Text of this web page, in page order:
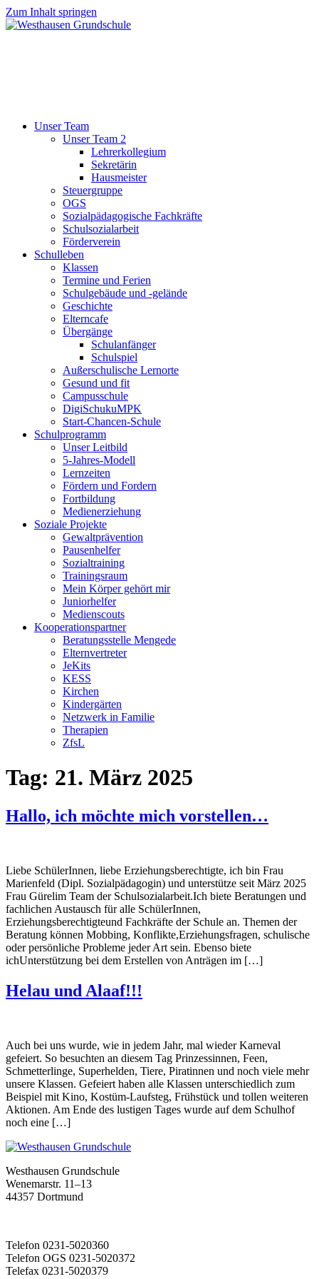
Zum Inhalt springen
Unser Team
Unser Team 2
Lehrerkollegium
Sekretärin
Hausmeister
Steuergruppe
OGS
Sozialpädagogische Fachkräfte
Schulsozialarbeit
Förderverein
Schulleben
Klassen
Termine und Ferien
Schulgebäude und -gelände
Geschichte
Elterncafe
Übergänge
Schulanfänger
Schulspiel
Außerschulische Lernorte
Gesund und fit
Campusschule
DigiSchukuMPK
Start-Chancen-Schule
Schulprogramm
Unser Leitbild
5-Jahres-Modell
Lernzeiten
Fördern und Fordern
Fortbildung
Medienerziehung
Soziale Projekte
Gewaltprävention
Pausenhelfer
Sozialtraining
Trainingsraum
Mein Körper gehört mir
Juniorhelfer
Medienscouts
Kooperationspartner
Beratungsstelle Mengede
Elternvertreter
JeKits
KESS
Kirchen
Kindergärten
Netzwerk in Familie
Therapien
ZfsL
Tag: 21. März 2025
Hallo, ich möchte mich vorstellen…
Liebe SchülerInnen, liebe Erziehungsberechtigte, ich bin Frau
Marienfeld (Dipl. Sozialpädagogin) und unterstütze seit März 2025
Frau Gürelim Team der Schulsozialarbeit.Ich biete Beratungen und
fachlichen Austausch für alle SchülerInnen,
Erziehungsberechtigteund Fachkräfte der Schule an. Themen der
Beratung können Mobbing, Konflikte,Erziehungsfragen, schulische
oder persönliche Probleme jeder Art sein. Ebenso biete
ichUnterstützung bei dem Erstellen von Anträgen im […]
Helau und Alaaf!!!
Auch bei uns wurde, wie in jedem Jahr, mal wieder Karneval
gefeiert. So besuchten an diesem Tag Prinzessinnen, Feen,
Schmetterlinge, Superhelden, Tiere, Piratinnen und noch viele mehr
unsere Klassen. Gefeiert haben alle Klassen unterschiedlich zum
Beispiel mit Kino, Kostüm-Laufsteg, Frühstück und tollen weiteren
Aktionen. Am Ende des lustigen Tages wurde auf dem Schulhof
noch eine […]
Westhausen Grundschule
Wenemarstr. 11–13
44357 Dortmund
Telefon 0231-5020360
Telefon OGS 0231-5020372
Telefax 0231-5020379